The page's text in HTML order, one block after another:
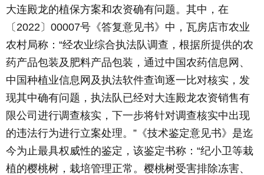
大连殿龙的植保方案和农资确有问题。其中，在
〔2022〕00007号《答复意见书》中，瓦房店市农业
农村局称：“经农业综合执法队调查，根据所提供的农
药产品包装及肥料产品包装，通过中国农药信息网、
中国种植业信息网及执法软件查询逐一比对核实，发
现其中确有问题，执法队已经对大连殿龙农资销售有
限公司进行调查核实，下一步将针对调查核实中出现
的违法行为进行立案处理。”《技术鉴定意见书》是迄
今为止最具权威性的鉴定，该鉴定书称：“纪小卫等栽
植的樱桃树，栽培管理正常。樱桃树受害排除冻害、